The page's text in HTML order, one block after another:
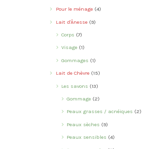
Pour le ménage (4)
Lait d'Ânesse (9)
Corps (7)
Visage (1)
Gommages (1)
Lait de Chèvre (15)
Les savons (13)
Gommage (2)
Peaux grasses / acnéiques (2)
Peaux sèches (9)
Peaux sensibles (4)